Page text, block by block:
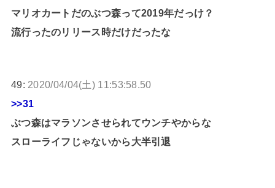
マリオカートだのぶつ森って2019年だっけ？
流行ったのリリース時だけだったな
49: 2020/04/04(土) 11:53:58.50
>>31
ぶつ森はマラソンさせられてウンチやからな
スローライフじゃないから大半引退